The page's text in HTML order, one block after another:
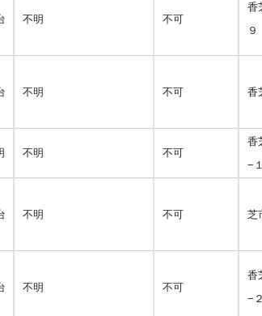
不明 不可
香
９
不明 不可 香
不明 不可
香
−１
不明 不可 芝
不明 不可
香
−２